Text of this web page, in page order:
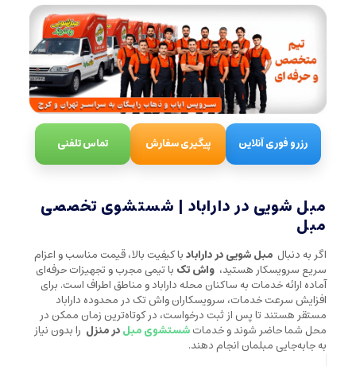
رزرو فوری آنلاین پیگیری سفارش تماس تلفنی
مبل شویی در داراباد | شستشوی تخصصی
مبل
اگر به دنبال مبل شویی در دارابادبا کیفیت بالا، قیمت مناسب و اعزام
سریع سرویسکار هستید، واش تک با تیمی مجرب و تجهیزات حرفه‌ای
آماده ارائه خدمات به ساکنان محله داراباد و مناطق اطراف است. برای
افزایش سرعت خدمات، سرویسکاران واش تک در محدوده داراباد
مستقر هستند تا پس از ثبت درخواست، در کوتاه‌ترین زمان ممکن در
محل شما حاضر شوند و خدماتشستشوی مبلدر منزل را بدون نیاز
به جابه‌جایی مبلمان انجام دهند.